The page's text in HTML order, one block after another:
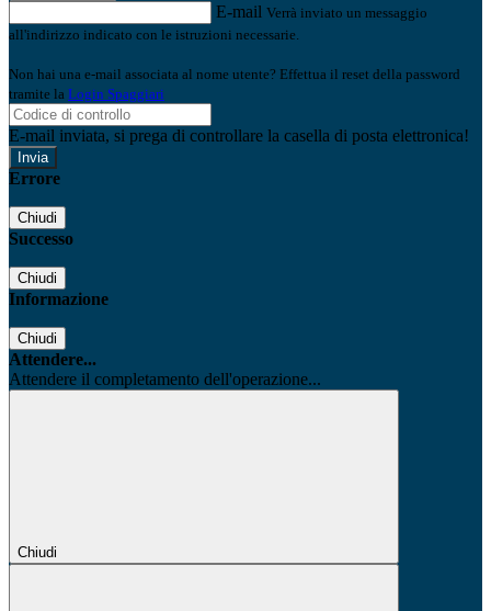
E-mail Verrà inviato un messaggio
all'indirizzo indicato con le istruzioni necessarie.
Non hai una e-mail associata al nome utente? Effettua il reset della password
tramite la Login Spaggiari
E-mail inviata, si prega di controllare la casella di posta elettronica!
Errore
Chiudi
Successo
Chiudi
Informazione
Chiudi
Attendere...
Attendere il completamento dell'operazione...
Chiudi